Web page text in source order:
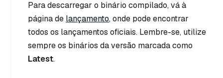
Para descarregar o binário compilado, vá à
página de lançamento, onde pode encontrar
todos os lançamentos oficiais. Lembre-se, utilize
sempre os binários da versão marcada como
Latest.